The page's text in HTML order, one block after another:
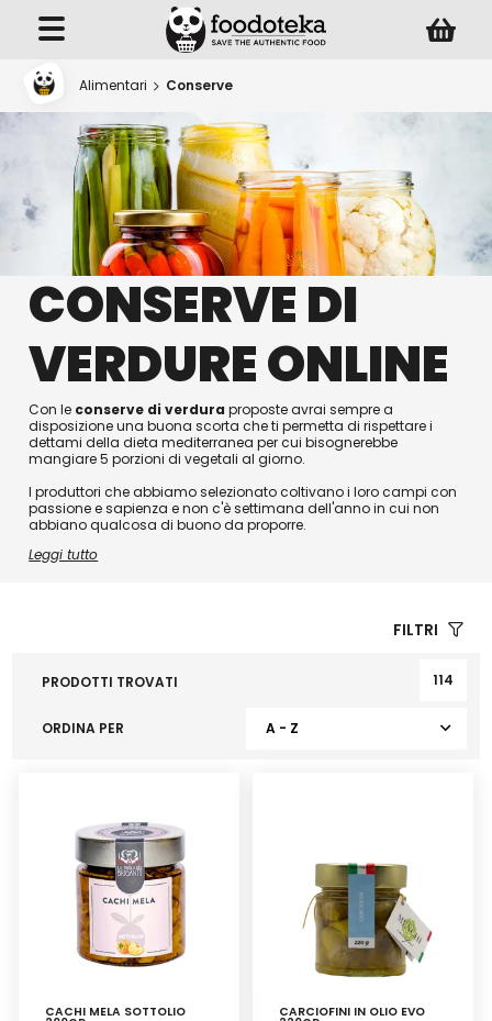
Alimentari Conserve
CONSERVE DI
VERDURE ONLINE
Con le conserve di verdura proposte avrai sempre a
disposizione una buona scorta che ti permetta di rispettare i
dettami della dieta mediterranea per cui bisognerebbe
mangiare 5 porzioni di vegetali al giorno.
I produttori che abbiamo selezionato coltivano i loro campi con
passione e sapienza e non c'è settimana dell'anno in cui non
abbiano qualcosa di buono da proporre.
Leggi tutto
FILTRI
PRODOTTI TROVATI 114
ORDINA PER A - Z
CACHI MELA SOTTOLIO CARCIOFINI IN OLIO EVO